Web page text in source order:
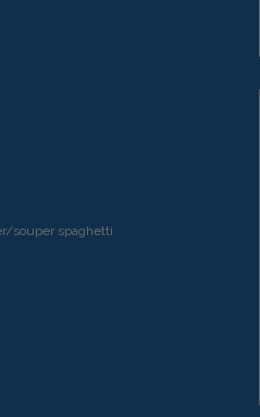
souper spaghetti